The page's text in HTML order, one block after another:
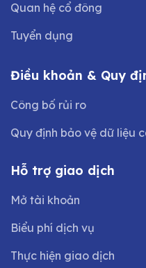
Quan hệ cổ đông
Tuyển dụng
Điều khoản & Quy
Công bố rủi ro
Quy định bảo vệ dữ liệu
Hỗ trợ giao dịch
Mở tài khoản
Biểu phí dịch vụ
Thực hiện giao dịch